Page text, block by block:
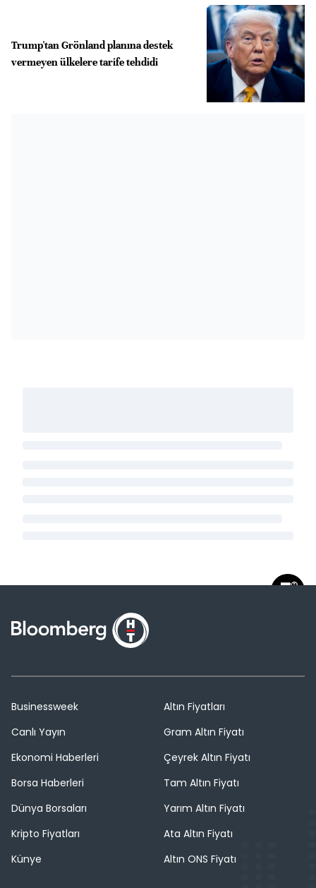
Trump'tan Grönland planına destek
vermeyen ülkelere tarife tehdidi
Businessweek
Canlı Yayın
Ekonomi Haberleri
Borsa Haberleri
Dünya Borsaları
Kripto Fiyatları
Künye
Altın Fiyatları
Gram Altın Fiyatı
Çeyrek Altın Fiyatı
Tam Altın Fiyatı
Yarım Altın Fiyatı
Ata Altın Fiyatı
Altın ONS Fiyatı